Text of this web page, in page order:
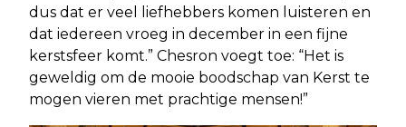
dus dat er veel liefhebbers komen luisteren en
dat iedereen vroeg in december in een fijne
kerstsfeer komt.” Chesron voegt toe: “Het is
geweldig om de mooie boodschap van Kerst te
mogen vieren met prachtige mensen!”